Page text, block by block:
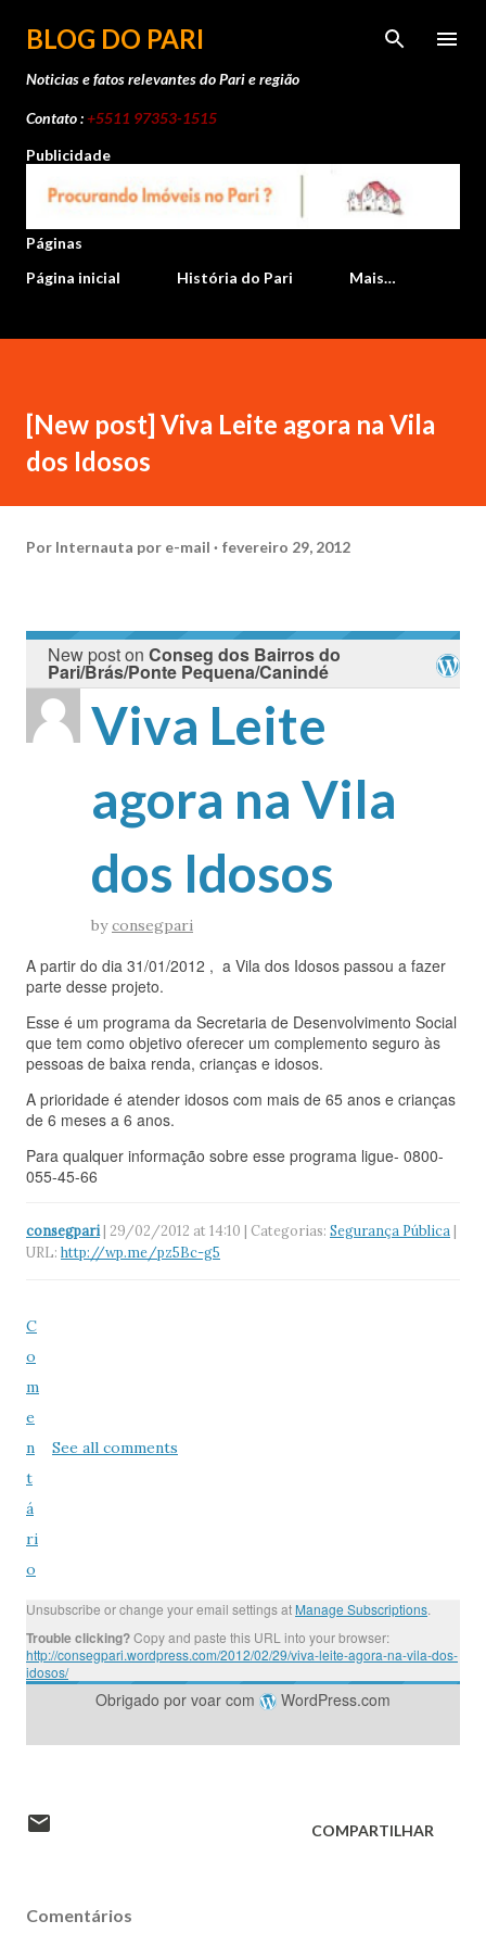
Pular para o conteúdo principal
BLOG DO PARI
Noticias e fatos relevantes do Pari e região
Contato :+5511 97353-1515
Publicidade
Páginas
Página inicial
História do Pari Mais…
[New post] Viva Leite agora na Vila
dos Idosos
Por Internauta por e-mail fevereiro 29, 2012
New post on Conseg dos Bairros do
Pari/Brás/Ponte Pequena/Canindé
Viva Leite
agora na Vila
dos Idosos
byconsegpari
A partir do dia 31/01/2012 , a Vila dos Idosos passou a fazer
parte desse projeto.
Esse é um programa da Secretaria de Desenvolvimento Social
que tem como objetivo oferecer um complemento seguro às
pessoas de baixa renda, crianças e idosos.
A prioridade é atender idosos com mais de 65 anos e crianças
de 6 meses a 6 anos.
Para qualquer informação sobre esse programa ligue- 0800-
055-45-66
consegpari| 29/02/2012 at 14:10 | Categorias: Segurança Pública |
URL: http://wp.me/pz5Bc-g5
C
o
m
e
n
t
á
ri
o
See all comments
Unsubscribe or change your email settings at Manage Subscriptions.
Trouble clicking?Copy and paste this URL into your browser:
http://consegpari.wordpress.com/2012/02/29/viva-leite-agora-na-vila-dos-
idosos/
Obrigado por voar com WordPress.com
COMPARTILHAR
Comentários